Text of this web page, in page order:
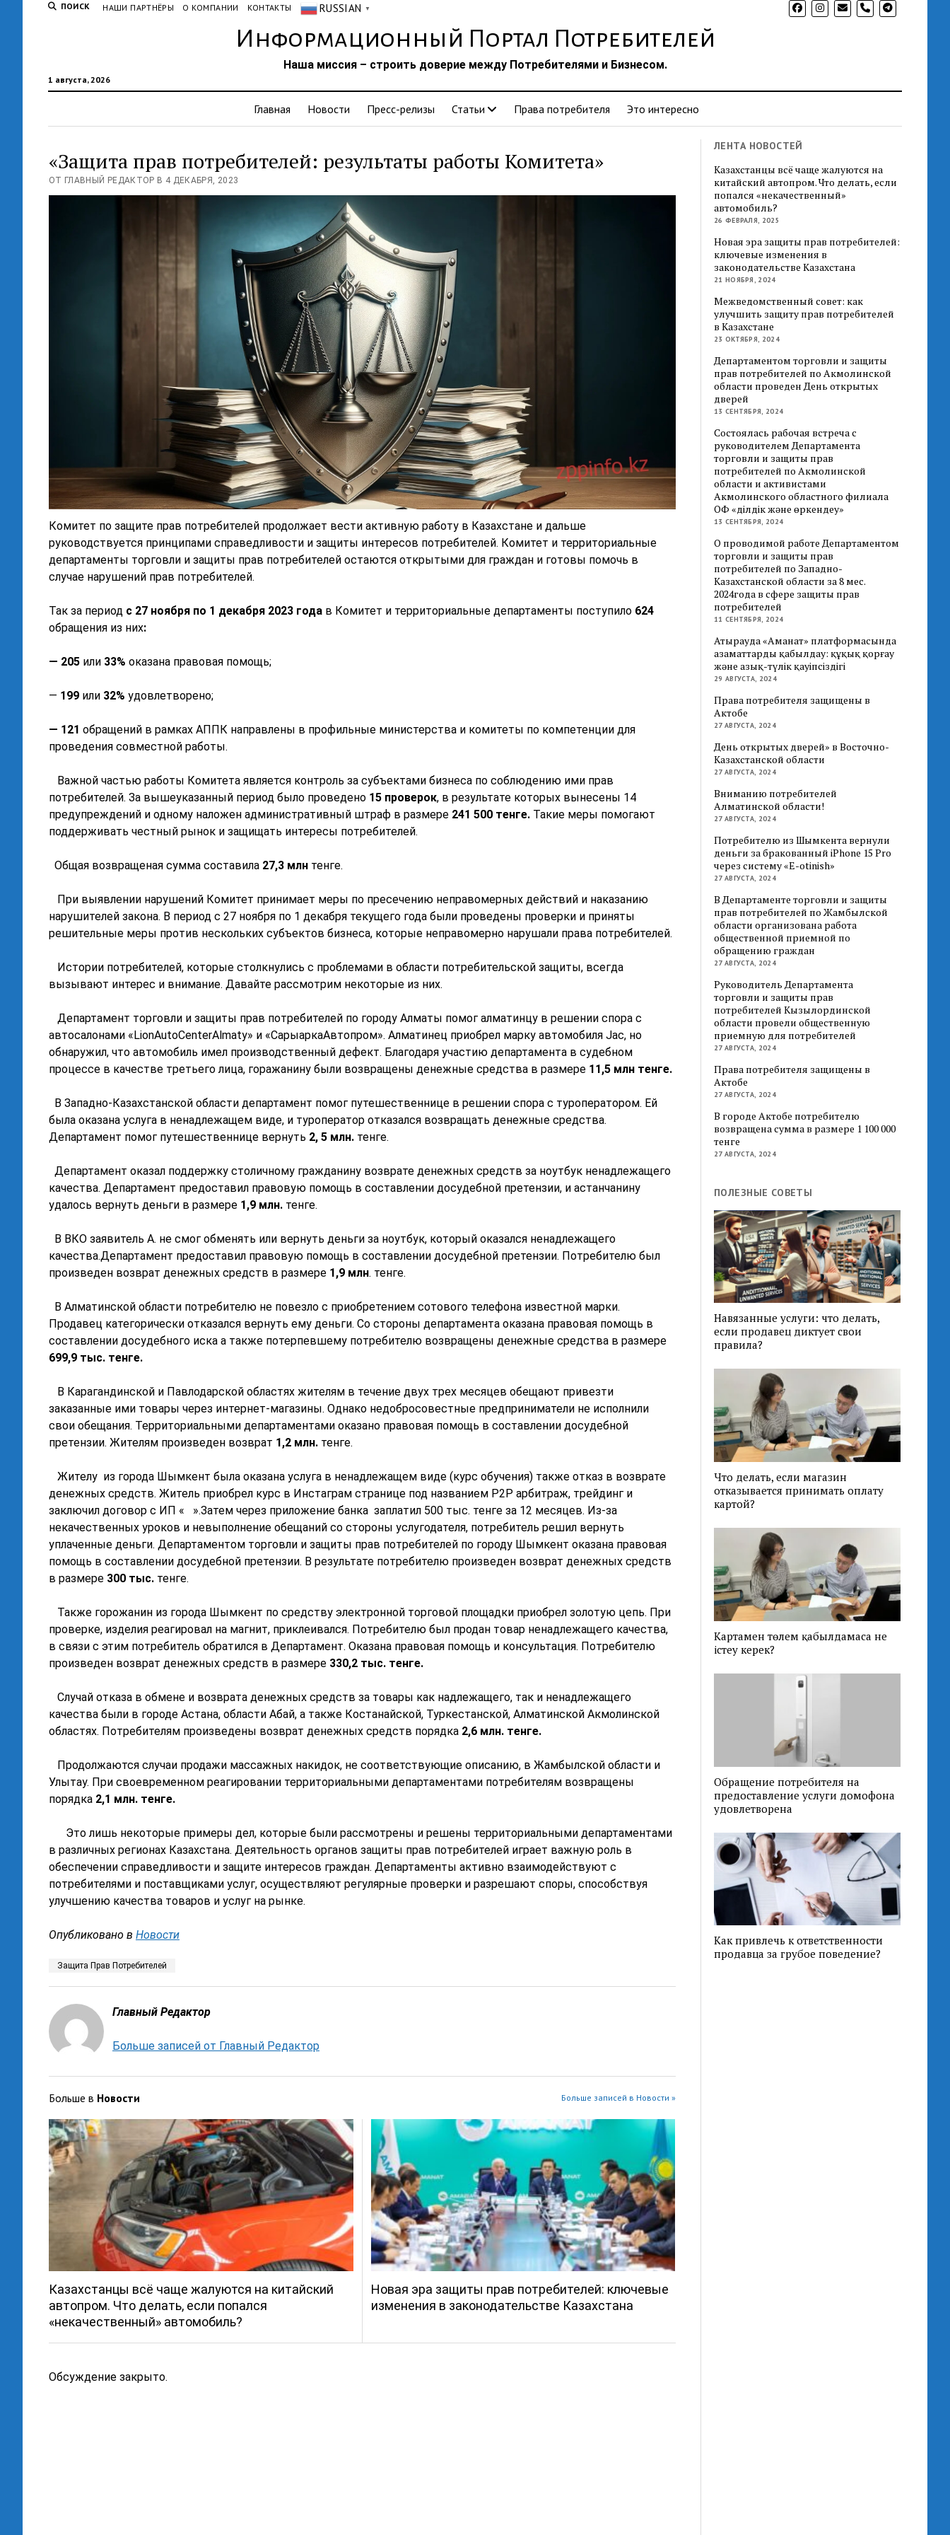
ПОИСК НАШИ ПАРТНЁРЫ О КОМПАНИИ КОНТАКТЫ RUSSIAN ▼ phone
Информационный Портал Потребителей
1 августа, 2026
Наша миссия – строить доверие между Потребителями и Бизнесом.
Главная Новости Пресс-релизы Статьи Права потребителя Это интересно
«Защита прав потребителей: результаты работы Комитета»
ОТ ГЛАВНЫЙ РЕДАКТОР В 4 ДЕКАБРЯ, 2023
Комитет по защите прав потребителей продолжает вести активную работу в Казахстане и дальше
руководствуется принципами справедливости и защиты интересов потребителей. Комитет и территориальные
департаменты торговли и защиты прав потребителей остаются открытыми для граждан и готовы помочь в
случае нарушений прав потребителей.
Так за период с 27 ноября по 1 декабря 2023 годав Комитет и территориальные департаменты поступило 624
обращения из них:
— 205или 33% оказана правовая помощь;
— 199 или 32% удовлетворено;
— 121 обращений в рамках АППК направлены в профильные министерства и комитеты по компетенции для
проведения совместной работы.
Важной частью работы Комитета является контроль за субъектами бизнеса по соблюдению ими прав
потребителей. За вышеуказанный период было проведено 15 проверок, в результате которых вынесены 14
предупреждений и одному наложен административный штраф в размере 241 500 тенге.Такие меры помогают
поддерживать честный рынок и защищать интересы потребителей.
Общая возвращеная сумма составила 27,3 млнтенге.
При выявлении нарушений Комитет принимает меры по пресечению неправомерных действий и наказанию
нарушителей закона. В период с 27 ноября по 1 декабря текущего года были проведены проверки и приняты
решительные меры против нескольких субъектов бизнеса, которые неправомерно нарушали права потребителей.
Истории потребителей, которые столкнулись с проблемами в области потребительской защиты, всегда
вызывают интерес и внимание. Давайте рассмотрим некоторые из них.
Департамент торговли и защиты прав потребителей по городу Алматы помог алматинцу в решении спора с
автосалонами «LionAutoCenterAlmaty» и «СарыаркаАвтопром». Алматинец приобрел марку автомобиля Jac, но
обнаружил, что автомобиль имел производственный дефект. Благодаря участию департамента в судебном
процессе в качестве третьего лица, горажанину были возвращены денежные средства в размере 11,5 млн тенге.
В Западно-Казахстанской области департамент помог путешественнице в решении спора с туроператором. Ей
была оказана услуга в ненадлежащем виде, и туроператор отказался возвращать денежные средства.
Департамент помог путешественнице вернуть 2,5 млн. тенге.
Департамент оказал поддержку столичному гражданину возврате денежных средств за ноутбук ненадлежащего
качества. Департамент предоставил правовую помощь в составлении досудебной претензии, и астанчанину
удалось вернуть деньги в размере 1,9 млн.тенге.
В ВКО заявитель А. не смог обменять или вернуть деньги за ноутбук, который оказался ненадлежащего
качества.Департамент предоставил правовую помощь в составлении досудебной претензии. Потребителю был
произведен возврат денежных средств в размере 1,9 млн. тенге.
В Алматинской области потребителю не повезло с приобретением сотового телефона известной марки.
Продавец категорически отказался вернуть ему деньги. Со стороны департамента оказана правовая помощь в
составлении досудебного иска а также потерпевшему потребителю возвращены денежные средства в размере
699,9 тыс. тенге.
В Карагандинской и Павлодарской областях жителям в течение двух трех месяцев обещают привезти
заказанные ими товары через интернет-магазины. Однако недобросовестные предприниматели не исполнили
свои обещания. Территориальными департаментами оказано правовая помощь в составлении досудебной
претензии. Жителям произведен возврат 1,2 млн.тенге.
Жителу из города Шымкент была оказана услуга в ненадлежащем виде (курс обучения) также отказ в возврате
денежных средств. Житель приобрел курс в Инстаграм странице под названием Р2Р арбитраж, трейдинг и
заключил договор с ИП « ».Затем через приложение банка заплатил 500 тыс. тенге за 12 месяцев. Из-за
некачественных уроков и невыполнение обещаний со стороны услугодателя, потребитель решил вернуть
уплаченные деньги. Департаментом торговли и защиты прав потребителей по городу Шымкент оказана правовая
помощь в составлении досудебной претензии. В результате потребителю произведен возврат денежных средств
в размере 300 тыс.тенге.
Также горожанин из города Шымкент по средству электронной торговой площадки приобрел золотую цепь. При
проверке, изделия реагировал на магнит, приклеивался. Потребителю был продан товар ненадлежащего качества,
в связи с этим потребитель обратился в Департамент. Оказана правовая помощь и консультация. Потребителю
произведен возврат денежных средств в размере330,2 тыс. тенге.
Случай отказа в обмене и возврата денежных средств за товары как надлежащего, так и ненадлежащего
качества были в городе Астана, области Абай, а также Костанайской, Туркестанской, Алматинской Акмолинской
областях. Потребителям произведены возврат денежных средств порядка 2,6 млн. тенге.
Продолжаются случаи продажи массажных накидок, не соответствующие описанию, в Жамбылской области и
Улытау. При своевременном реагировании территориальными департаментами потребителям возвращены
порядка 2,1 млн. тенге.
Это лишь некоторые примеры дел, которые были рассмотрены и решены территориальными департаментами
в различных регионах Казахстана. Деятельность органов защиты прав потребителей играет важную роль в
обеспечении справедливости и защите интересов граждан. Департаменты активно взаимодействуют с
потребителями и поставщиками услуг, осуществляют регулярные проверки и разрешают споры, способствуя
улучшению качества товаров и услуг на рынке.
Опубликовано в Новости
Защита Прав Потребителей
Главный Редактор
Больше записей от Главный Редактор
Больше в Новости Больше записей в Новости »
Казахстанцы всё чаще жалуются на китайский
автопром. Что делать, если попался
«некачественный» автомобиль?
Новая эра защиты прав потребителей: ключевые
изменения в законодательстве Казахстана
Обсуждение закрыто.
ЛЕНТА НОВОСТЕЙ
Казахстанцы всё чаще жалуются на
китайский автопром. Что делать, если
попался «некачественный»
автомобиль?
26 ФЕВРАЛЯ, 2025
Новая эра защиты прав потребителей:
ключевые изменения в
законодательстве Казахстана
21 НОЯБРЯ, 2024
Межведомственный совет: как
улучшить защиту прав потребителей
в Казахстане
23 ОКТЯБРЯ, 2024
Департаментом торговли и защиты
прав потребителей по Акмолинской
области проведен День открытых
дверей
13 СЕНТЯБРЯ, 2024
Состоялась рабочая встреча с
руководителем Департамента
торговли и защиты прав
потребителей по Акмолинской
области и активистами
Акмолинского областного филиала
ОФ «Әділдік және өркендеу»
13 СЕНТЯБРЯ, 2024
О проводимой работе Департаментом
торговли и защиты прав
потребителей по Западно-
Казахстанской области за 8 мес.
2024года в сфере защиты прав
потребителей
11 СЕНТЯБРЯ, 2024
Атырауда «Аманат» платформасында
азаматтарды қабылдау: құқық қорғау
және азық-түлік қауіпсіздігі
29 АВГУСТА, 2024
Права потребителя защищены в
Актобе
27 АВГУСТА, 2024
День открытых дверей» в Восточно-
Казахстанской области
27 АВГУСТА, 2024
Вниманию потребителей
Алматинской области!
27 АВГУСТА, 2024
Потребителю из Шымкента вернули
деньги за бракованный iPhone 15 Pro
через систему «E-otinish»
27 АВГУСТА, 2024
В Департаменте торговли и защиты
прав потребителей по Жамбылской
области организована работа
общественной приемной по
обращению граждан
27 АВГУСТА, 2024
Руководитель Департамента
торговли и защиты прав
потребителей Кызылординской
области провели общественную
приемную для потребителей
27 АВГУСТА, 2024
Права потребителя защищены в
Актобе
27 АВГУСТА, 2024
В городе Актобе потребителю
возвращена сумма в размере 1 100 000
тенге
27 АВГУСТА, 2024
ПОЛЕЗНЫЕ СОВЕТЫ
Навязанные услуги: что делать,
если продавец диктует свои
правила?
Что делать, если магазин
отказывается принимать оплату
картой?
Картамен төлем қабылдамаса не
істеу керек?
Обращение потребителя на
предоставление услуги домофона
удовлетворена
Как привлечь к ответственности
продавца за грубое поведение?